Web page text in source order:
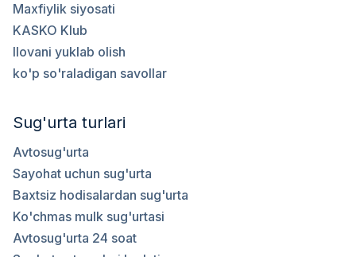
Maxfiylik siyosati
KASKO Klub
Ilovani yuklab olish
ko'p so'raladigan savollar
Sug'urta turlari
Avtosug'urta
Sayohat uchun sug'urta
Baxtsiz hodisalardan sug'urta
Ko'chmas mulk sug'urtasi
Avtosug'urta 24 soat